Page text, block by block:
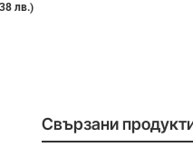
лв.)
Свързани